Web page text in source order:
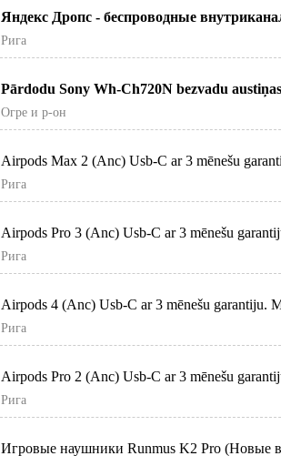
Яндекс Дропс - беспроводные
голосовым доступом к Алис
Рига
Pārdodu Sony Wh-Ch720N bezvadu
slāpēšanu. Austiņa
Огре и р-он
Airpods Max 2 (Anc) Usb-C ar 3 mēnešu
Рига
Airpods Pro 3 (Anc) Usb-C ar 3 mēnešu
Рига
Airpods 4 (Anc) Usb-C ar 3 mēnešu garantiju.
Рига
Airpods Pro 2 (Anc) Usb-C ar 3 mēnešu
Рига
Игровые наушники Runmus K2 Pro (Новые в